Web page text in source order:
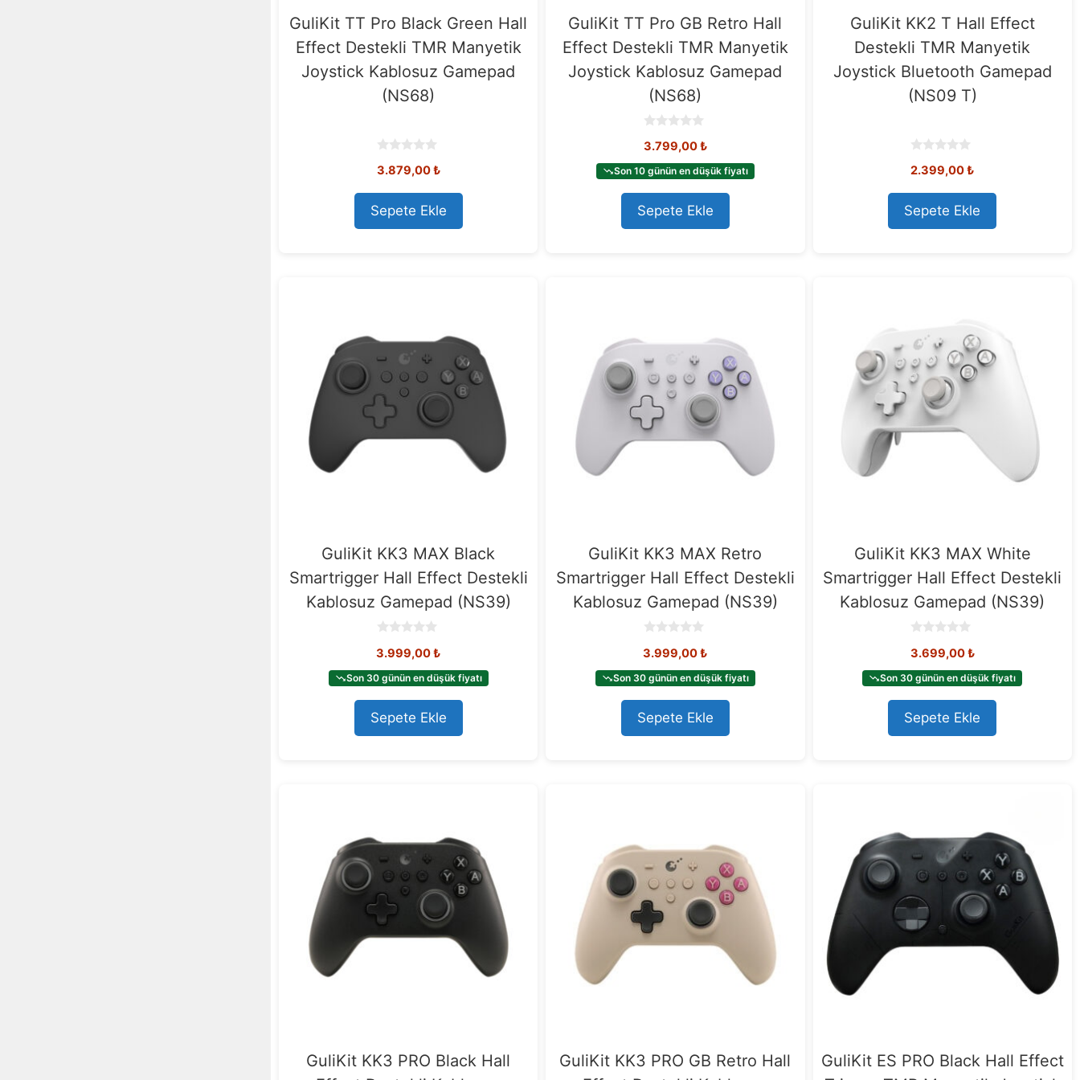
GuliKit TT Pro Black Green Hall
Effect Destekli TMR Manyetik
Joystick Kablosuz Gamepad
(NS68)
o
t
o
f
5
3.879,00₺
Sepete Ekle
GuliKit TT Pro GB Retro Hall
Effect Destekli TMR Manyetik
Joystick Kablosuz Gamepad
(NS68)
o
t
o
f
5
3.799,00₺
Son 10 günün en düşük fiyatı
Sepete Ekle
GuliKit KK2 T Hall Effect
Destekli TMR Manyetik
Joystick Bluetooth Gamepad
(NS09 T)
o
t
o
f
5
2.399,00₺
Sepete Ekle
GuliKit KK3 MAX Black
Smartrigger Hall Effect Destekli
Kablosuz Gamepad (NS39)
o
t
o
f
5
3.999,00₺
Son 30 günün en düşük fiyatı
Sepete Ekle
GuliKit KK3 MAX Retro
Smartrigger Hall Effect Destekli
Kablosuz Gamepad (NS39)
o
t
o
f
5
3.999,00₺
Son 30 günün en düşük fiyatı
Sepete Ekle
GuliKit KK3 MAX White
Smartrigger Hall Effect Destekli
Kablosuz Gamepad (NS39)
o
t
o
f
5
3.699,00₺
Son 30 günün en düşük fiyatı
Sepete Ekle
GuliKit KK3 PRO Black Hall
GuliKit KK3 PRO GB Retro Hall
GuliKit ES PRO Black Hall Effect